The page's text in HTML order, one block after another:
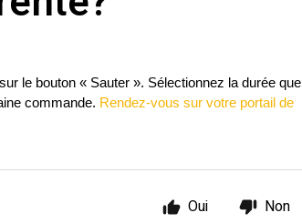
le bouton « Sauter ». Sélectionnez la durée que
commande. Rendez-vous sur votre portail de
Oui Non